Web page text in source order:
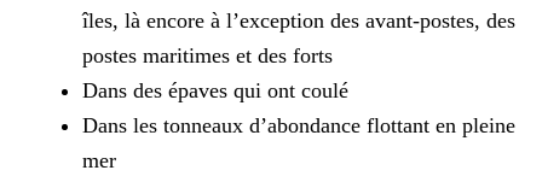
îles, là encore à l’exception des avant-postes, des
postes maritimes et des forts
Dans des épaves qui ont coulé
Dans les tonneaux d’abondance flottant en pleine
mer